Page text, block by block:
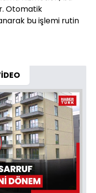
Otomatik
bu işlemi rutin